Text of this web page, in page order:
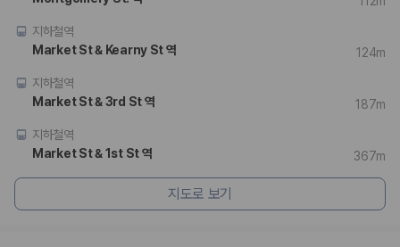
지하철역
Market St & Kearny St 역
124m
지하철역
Market St & 3rd St 역
187m
지하철역
Market St & 1st St 역
367m
지도로 보기